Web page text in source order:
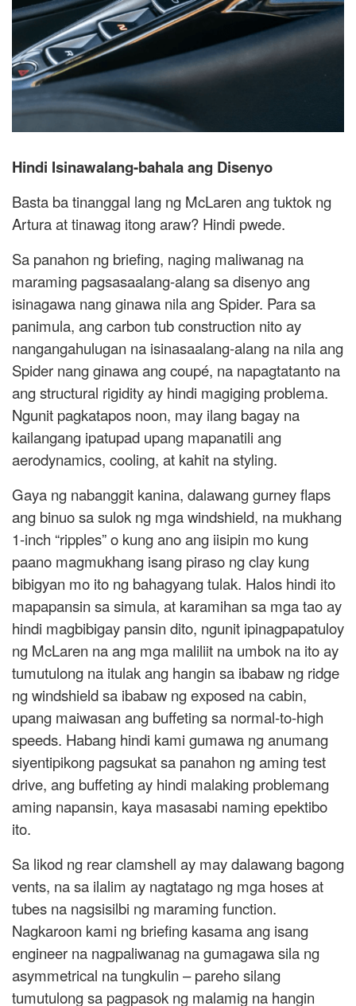
Hindi Isinawalang-bahala ang Disenyo
Basta ba tinanggal lang ng McLaren ang tuktok ng
Artura at tinawag itong araw? Hindi pwede.
Sa panahon ng briefing, naging maliwanag na
maraming pagsasaalang-alang sa disenyo ang
isinagawa nang ginawa nila ang Spider. Para sa
panimula, ang carbon tub construction nito ay
nangangahulugan na isinasaalang-alang na nila ang
Spider nang ginawa ang coupé, na napagtatanto na
ang structural rigidity ay hindi magiging problema.
Ngunit pagkatapos noon, may ilang bagay na
kailangang ipatupad upang mapanatili ang
aerodynamics, cooling, at kahit na styling.
Gaya ng nabanggit kanina, dalawang gurney flaps
ang binuo sa sulok ng mga windshield, na mukhang
1-inch “ripples” o kung ano ang iisipin mo kung
paano magmukhang isang piraso ng clay kung
bibigyan mo ito ng bahagyang tulak. Halos hindi ito
mapapansin sa simula, at karamihan sa mga tao ay
hindi magbibigay pansin dito, ngunit ipinagpapatuloy
ng McLaren na ang mga maliliit na umbok na ito ay
tumutulong na itulak ang hangin sa ibabaw ng ridge
ng windshield sa ibabaw ng exposed na cabin,
upang maiwasan ang buffeting sa normal-to-high
speeds. Habang hindi kami gumawa ng anumang
siyentipikong pagsukat sa panahon ng aming test
drive, ang buffeting ay hindi malaking problemang
aming napansin, kaya masasabi naming epektibo
ito.
Sa likod ng rear clamshell ay may dalawang bagong
vents, na sa ilalim ay nagtatago ng mga hoses at
tubes na nagsisilbi ng maraming function.
Nagkaroon kami ng briefing kasama ang isang
engineer na nagpaliwanag na gumagawa sila ng
asymmetrical na tungkulin – pareho silang
tumutulong sa pagpasok ng malamig na hangin